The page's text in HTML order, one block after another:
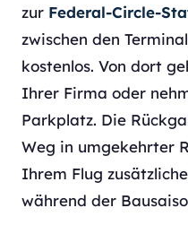
zur Federal-Circle-
zwischen den
kostenlos. Von dort
Ihrer Firma oder
Parkplatz. Die
Weg in umgekehrter
Ihrem Flug
während der